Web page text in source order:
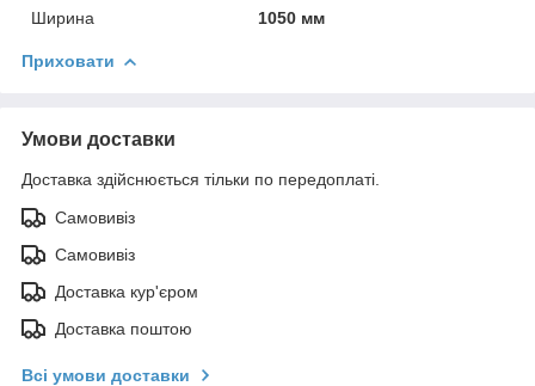
Ширина
1050 мм
Приховати
Умови доставки
Доставка здійснюється тільки по передоплаті.
Самовивіз
Самовивіз
Доставка кур'єром
Доставка поштою
Всі умови доставки